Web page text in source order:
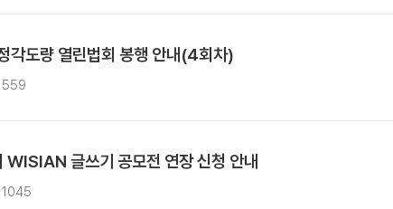
도량 열린법회 봉행 안내(4회차)
559
글쓰기 공모전 연장 신청 안내
1045